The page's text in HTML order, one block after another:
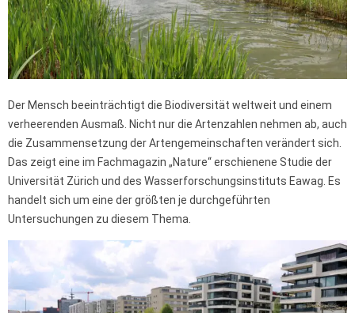
Der Mensch beeinträchtigt die Biodiversität weltweit und einem
verheerenden Ausmaß. Nicht nur die Artenzahlen nehmen ab, auch
die Zusammensetzung der Artengemeinschaften verändert sich.
Das zeigt eine im Fachmagazin „Nature“ erschienene Studie der
Universität Zürich und des Wasserforschungsinstituts Eawag. Es
handelt sich um eine der größten je durchgeführten
Untersuchungen zu diesem Thema.